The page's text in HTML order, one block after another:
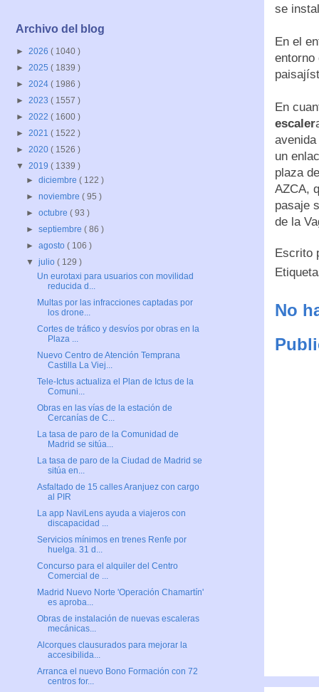
se
En el
entorno
En
escaler
un
plaza
AZCA,
pasaje
de la
Escrito
No
Archivo del blog
► 2026 ( 1040 )
► 2025 ( 1839 )
► 2024 ( 1986 )
► 2023 ( 1557 )
► 2022 ( 1600 )
► 2021 ( 1522 )
► 2020 ( 1526 )
▼ 2019 ( 1339 )
►diciembre( 122 )
►noviembre( 95 )
►octubre( 93 )
►septiembre( 86 )
►agosto( 106 )
▼julio( 129 )
Un eurotaxi para usuarios con movilidad
reducida d...
Multas por las infracciones captadas por
los drone...
Cortes de tráfico y desvíos por obras en la
Plaza ...
Nuevo Centro de Atención Temprana
Castilla La Viej...
Tele-Ictus actualiza el Plan de Ictus de la
Comuni...
Obras en las vías de la estación de
Cercanías de C...
La tasa de paro de la Comunidad de
Madrid se sitúa...
La tasa de paro de la Ciudad de Madrid se
sitúa en...
Asfaltado de 15 calles Aranjuez con cargo
al PIR
La app NaviLens ayuda a viajeros con
discapacidad ...
Servicios mínimos en trenes Renfe por
huelga. 31 d...
Concurso para el alquiler del Centro
Comercial de ...
Madrid Nuevo Norte 'Operación Chamartín'
es aproba...
Obras de instalación de nuevas escaleras
mecánicas...
Alcorques clausurados para mejorar la
accesibilida...
Arranca el nuevo Bono Formación con 72
centros for...